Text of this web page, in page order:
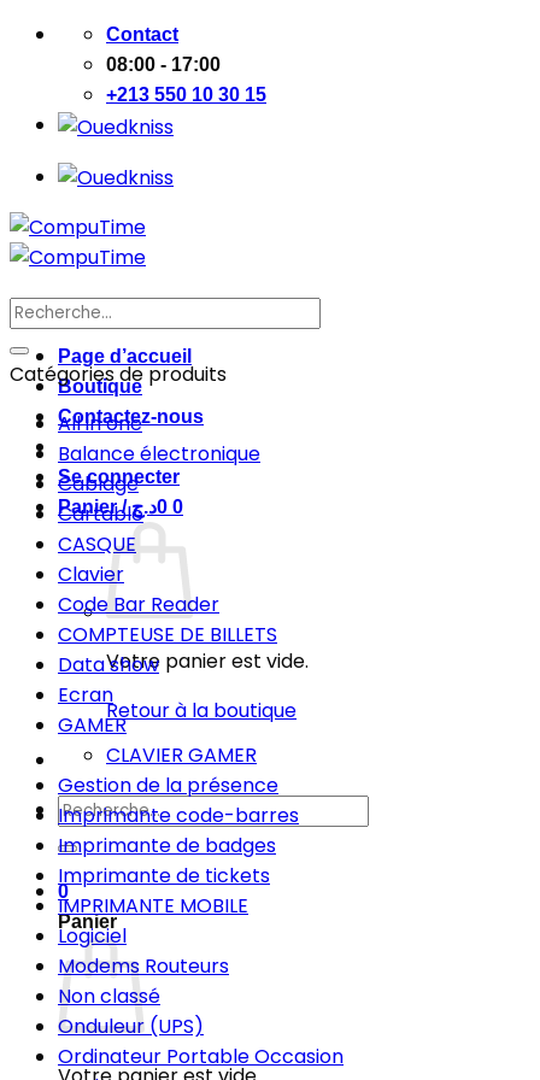
Passer
contenu
Contact
08:00 - 17:00
+213 550 10 30 15
Page d’accueil
Boutique
Contactez-nous
Se connecter
Panier /
0د.ج 0
Votre panier est vide.
Retour à la boutique
Recherche
pour :
0
Panier
Recherche
pour :
Catégories de produits
All in one
Balance électronique
Cablage
Cartable
CASQUE
Clavier
Code Bar Reader
COMPTEUSE DE BILLETS
Data show
Ecran
GAMER
CLAVIER GAMER
Gestion de la présence
Imprimante code-barres
Imprimante de badges
Imprimante de tickets
IMPRIMANTE MOBILE
Logiciel
Modems Routeurs
Non classé
Onduleur (UPS)
Ordinateur Portable Occasion